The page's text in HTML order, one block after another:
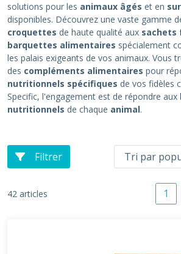
solutions pour les animaux âgés et en
disponibles. Découvrez une vaste gamme
croquettes de haute qualité aux sachets
barquettes alimentaires spécialement
les palais exigeants de vos animaux. Vous
des compléments alimentaires pour
nutritionnels spécifiques de vos fidèles
Specific, l'engagement est de répondre aux
nutritionnels de chaque animal.
Filtrer
42 articles 1